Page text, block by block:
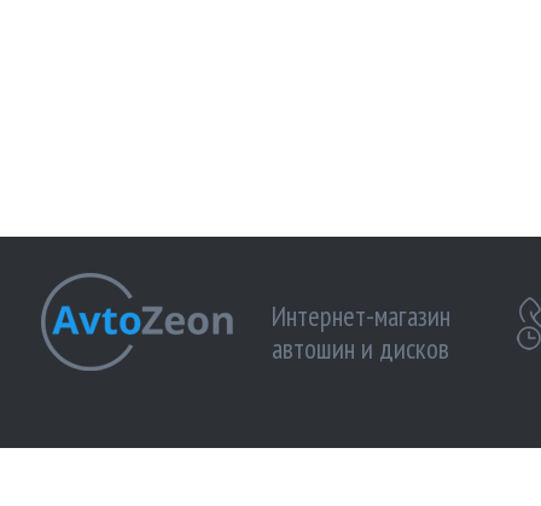
Интернет-магазин
автошин и дисков